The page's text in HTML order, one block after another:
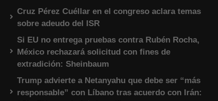
Cruz Pérez Cuéllar en el congreso aclara temas
sobre adeudo del ISR
Si EU no entrega pruebas contra Rubén Rocha,
México rechazará solicitud con fines de
extradición: Sheinbaum
Trump advierte a Netanyahu que debe ser “más
responsable” con Líbano tras acuerdo con Irán: